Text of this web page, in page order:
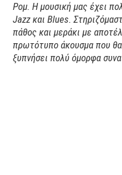
Ρομ. Η μουσική μας έχει
Jazz και Blues.
πάθος και μεράκι με
πρωτότυπο άκουσμα που
ξυπνήσει πολύ όμορφα